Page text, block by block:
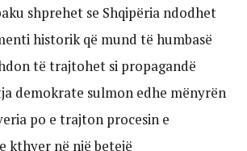
shprehet se Shqipëria ndodhet
historik që mund të humbasë
të trajtohet si propagandë
demokrate sulmon edhe mënyrën
po e trajton procesin e
kthyer në një betejë